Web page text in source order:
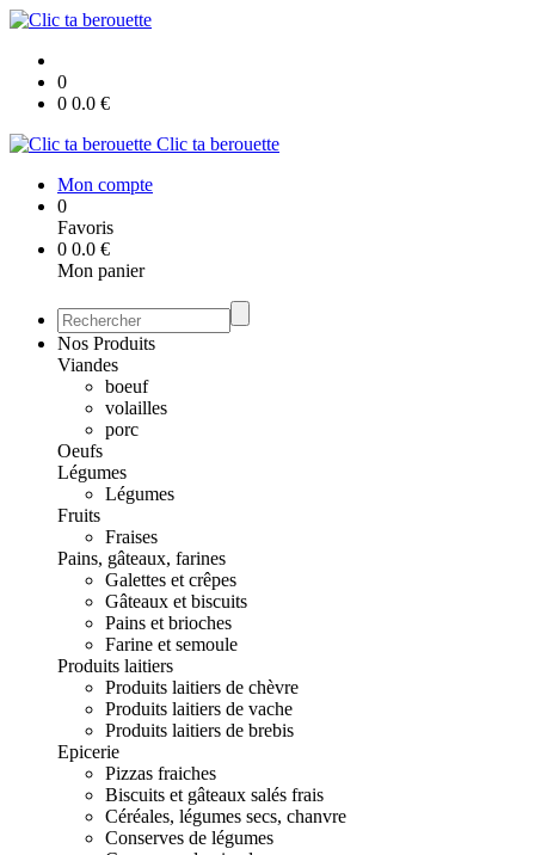
0
0 0.0 €
Clic ta berouette
Mon compte
0
Favoris
0 0.0 €
Mon panier
Nos Produits
Viandes
boeuf
volailles
porc
Oeufs
Légumes
Légumes
Fruits
Fraises
Pains, gâteaux, farines
Galettes et crêpes
Gâteaux et biscuits
Pains et brioches
Farine et semoule
Produits laitiers
Produits laitiers de chèvre
Produits laitiers de vache
Produits laitiers de brebis
Epicerie
Pizzas fraiches
Biscuits et gâteaux salés frais
Céréales, légumes secs, chanvre
Conserves de légumes